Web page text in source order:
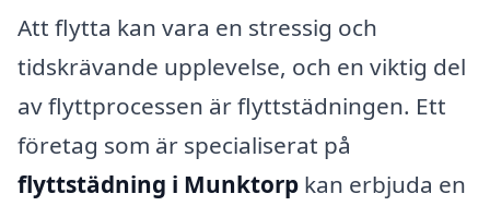
Att flytta kan vara en stressig och
tidskrävande upplevelse, och en viktig del
av flyttprocessen är flyttstädningen. Ett
företag som är specialiserat på
flyttstädning i Munktorp kan erbjuda en